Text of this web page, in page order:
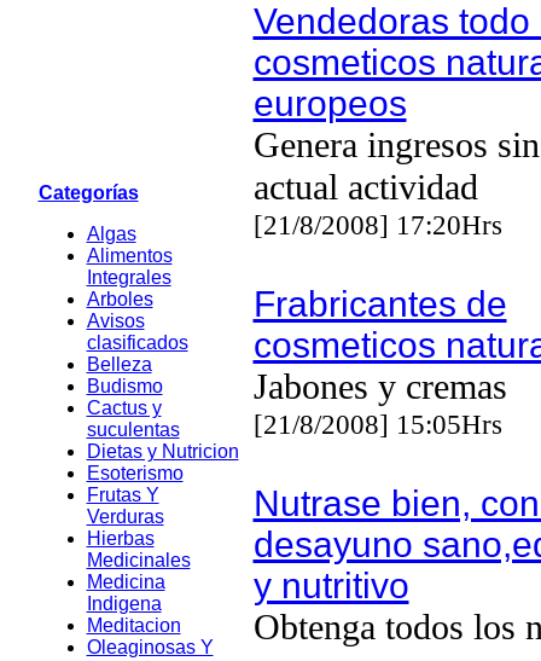
Categorías
Algas
Alimentos
Integrales
Arboles
Avisos
clasificados
Belleza
Budismo
Cactus y
suculentas
Dietas y Nutricion
Esoterismo
Frutas Y
Verduras
Hierbas
Medicinales
Medicina
Indigena
Meditacion
Oleaginosas Y
Vendedoras todo
cosmeticos
europeos
Genera ingresos
actual actividad
[21/8/2008] 17:20Hrs
Frabricantes de
cosmeticos
Jabones y cremas
[21/8/2008] 15:05Hrs
Nutrase bien,
desayuno
y nutritivo
Obtenga todos los